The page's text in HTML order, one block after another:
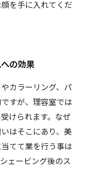
を手に入れてくだ
の効果
カラーリング、パ
すが、理容室では
けられます。なぜ
はそこにあり、美
てて業を行う事は
ェービング後のス